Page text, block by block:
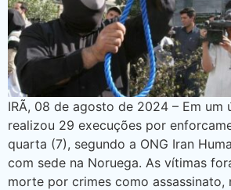
IRÃ, 08 de agosto de 2024 – Em um
realizou 29 execuções por
quarta (7), segundo a ONG Iran
com sede na Noruega. As vítimas
morte por crimes como assassinato,